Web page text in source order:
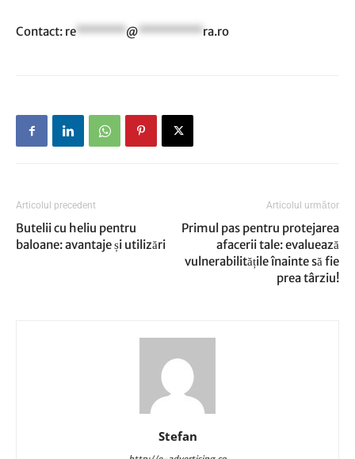
Contact: re*******@*********ra.ro
Articolul precedent
Butelii cu heliu pentru
baloane: avantaje și utilizări
Articolul următor
Primul pas pentru protejarea
afacerii tale: evaluează
vulnerabilitățile înainte să fie
prea târziu!
Stefan